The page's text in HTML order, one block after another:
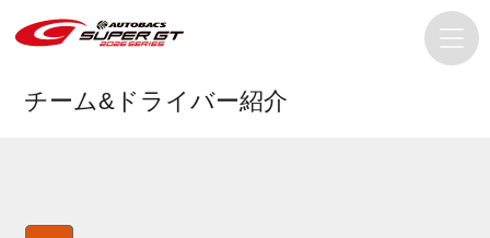
チーム&ドライバー紹介